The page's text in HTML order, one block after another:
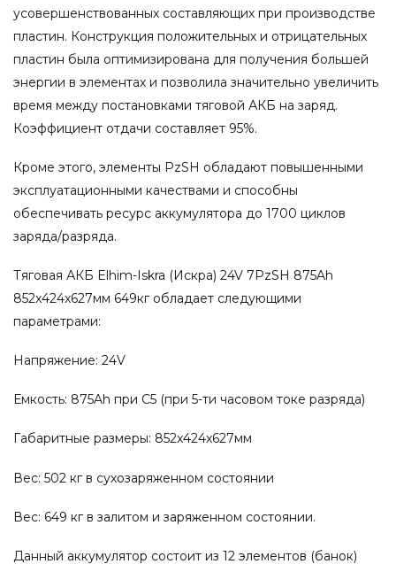
усовершенствованных составляющих при производстве
пластин. Конструкция положительных и отрицательных
пластин была оптимизирована для получения большей
энергии в элементах и позволила значительно увеличить
время между постановками тяговой АКБ на заряд.
Коэффициент отдачи составляет 95%.
Кроме этого, элементы PzSH обладают повышенными
эксплуатационными качествами и способны
обеспечивать ресурс аккумулятора до 1700 циклов
заряда/разряда.
Тяговая АКБ Elhim-Iskra (Искра) 24V 7PzSH 875Ah
852x424x627мм 649кг обладает следующими
параметрами:
Напряжение: 24V
Емкость: 875Ah при С5 (при 5-ти часовом токе разряда)
Габаритные размеры: 852x424x627мм
Вес: 502 кг в сухозаряженном состоянии
Вес: 649 кг в залитом и заряженном состоянии.
Данный аккумулятор состоит из 12 элементов (банок)